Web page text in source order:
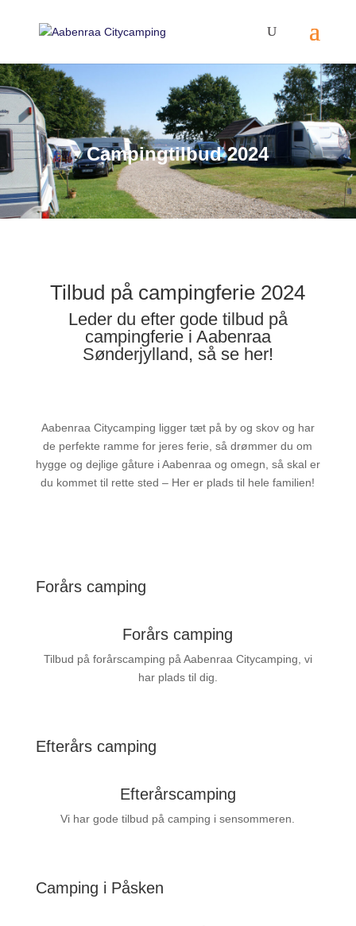
Campingtilbud 2024
Tilbud på campingferie 2024
Leder du efter gode tilbud på
campingferie i Aabenraa
Sønderjylland, så se her!
Aabenraa Citycamping ligger tæt på by og skov og har
de perfekte ramme for jeres ferie, så drømmer du om
hygge og dejlige gåture i Aabenraa og omegn, så skal er
du kommet til rette sted – Her er plads til hele familien!
Forårs camping
Forårs camping
Tilbud på forårscamping på Aabenraa Citycamping, vi
har plads til dig.
Efterårs camping
Efterårscamping
Vi har gode tilbud på camping i sensommeren.
Camping i Påsken